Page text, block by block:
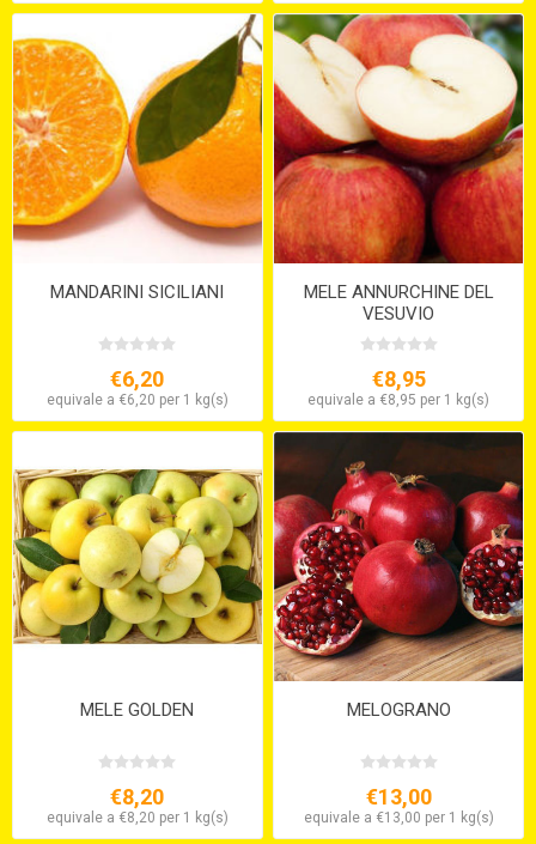
MANDARINI SICILIANI
€6,20
equivale a €6,20 per 1 kg(s)
MELE ANNURCHINE DEL
VESUVIO
€8,95
equivale a €8,95 per 1 kg(s)
MELE GOLDEN
€8,20
equivale a €8,20 per 1 kg(s)
MELOGRANO
€13,00
equivale a €13,00 per 1 kg(s)